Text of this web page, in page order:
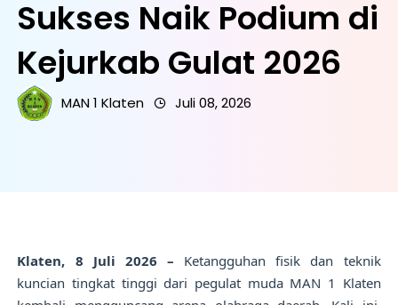
Sukses Naik Podium di
Kejurkab Gulat 2026
MAN 1 Klaten Juli 08, 2026
Klaten, 8 Juli 2026 – Ketangguhan fisik dan teknik
kuncian tingkat tinggi dari pegulat muda MAN 1 Klaten